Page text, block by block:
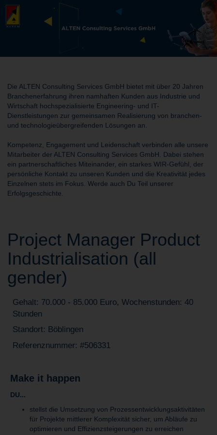
Die ALTEN Consulting Services GmbH bietet mit über 20 Jahren
Branchenerfahrung ihren namhaften Kunden aus Industrie und
Wirtschaft hochspezialisierte Engineering- und IT-
Dienstleistungen zur gemeinsamen Realisierung von branchen-
und technologieübergreifenden Lösungen an.
Kompetenz, Engagement und Leidenschaft verbinden alle unsere
Mitarbeiter der ALTEN Consulting Services GmbH. Dabei stehen
ein partnerschaftliches Miteinander, ein starkes WIR-Gefühl, der
persönliche Kontakt zu unseren Kunden und die Kreativität jedes
Einzelnen stets im Fokus. Werde auch Du Teil unserer
Erfolgsgeschichte.
Project Manager Product
Industrialisation (all
gender)
Gehalt: 70.000 - 85.000 Euro, Wochenstunden: 40
Stunden
Standort: Böblingen
Referenznummer: #506331
Make it happen
DU...
stellst die Umsetzung von Prozessentwicklungsaktivitäten
für Projekte mittlerer Komplexität sicher, um Abläufe zu
optimieren und Effizienzsteigerungen zu erreichen